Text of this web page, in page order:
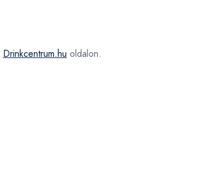
Drinkcentrum.hu oldalon.